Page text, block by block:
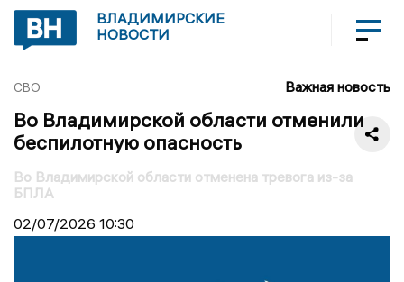
ВЛАДИМИРСКИЕ
НОВОСТИ
СВО Важная новость
Во Владимирской области отменили
беспилотную опасность
Во Владимирской области отменена тревога из-за
БПЛА
02/07/2026 10:30